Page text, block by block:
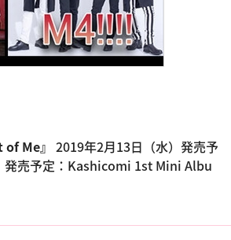
of Me』 2019年2月13日（水）発売予
発売予定：Kashicomi 1st Mini Albu